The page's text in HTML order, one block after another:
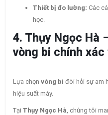
Thiết bị đo lường: Các
học.
4. Thụy Ngọc Hà
vòng bi chính xác
Lựa chọn vòng bi đòi hỏi sự am
hiệu suất máy.
Tại Thụy Ngọc Hà, chúng tôi